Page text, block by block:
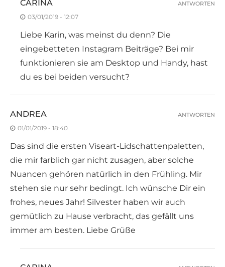
CARINA
03/01/2019 - 12:07
Liebe Karin, was meinst du denn? Die
eingebetteten Instagram Beiträge? Bei mir
funktionieren sie am Desktop und Handy, hast
du es bei beiden versucht?
ANTWORTEN
ANDREA
01/01/2019 - 18:40
Das sind die ersten Viseart-Lidschattenpaletten,
die mir farblich gar nicht zusagen, aber solche
Nuancen gehören natürlich in den Frühling. Mir
stehen sie nur sehr bedingt. Ich wünsche Dir ein
frohes, neues Jahr! Silvester haben wir auch
gemütlich zu Hause verbracht, das gefällt uns
immer am besten. Liebe Grüße
ANTWORTEN